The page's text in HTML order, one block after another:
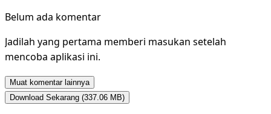
Belum ada komentar
Jadilah yang pertama memberi masukan setelah
mencoba aplikasi ini.
Muat komentar lainnya
Download Sekarang (337.06 MB)